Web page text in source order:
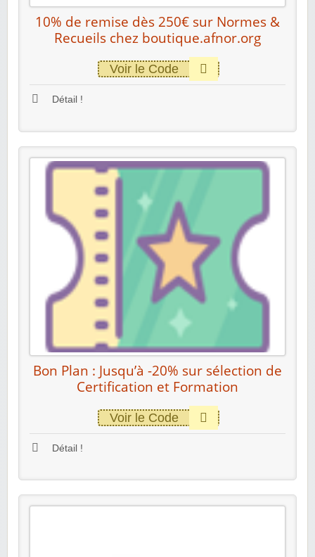
10% de remise dès 250€ sur Normes &
Recueils chez boutique.afnor.org
Voir le Code
Détail !
Bon Plan : Jusqu’à -20% sur sélection de
Certification et Formation
Voir le Code
Détail !